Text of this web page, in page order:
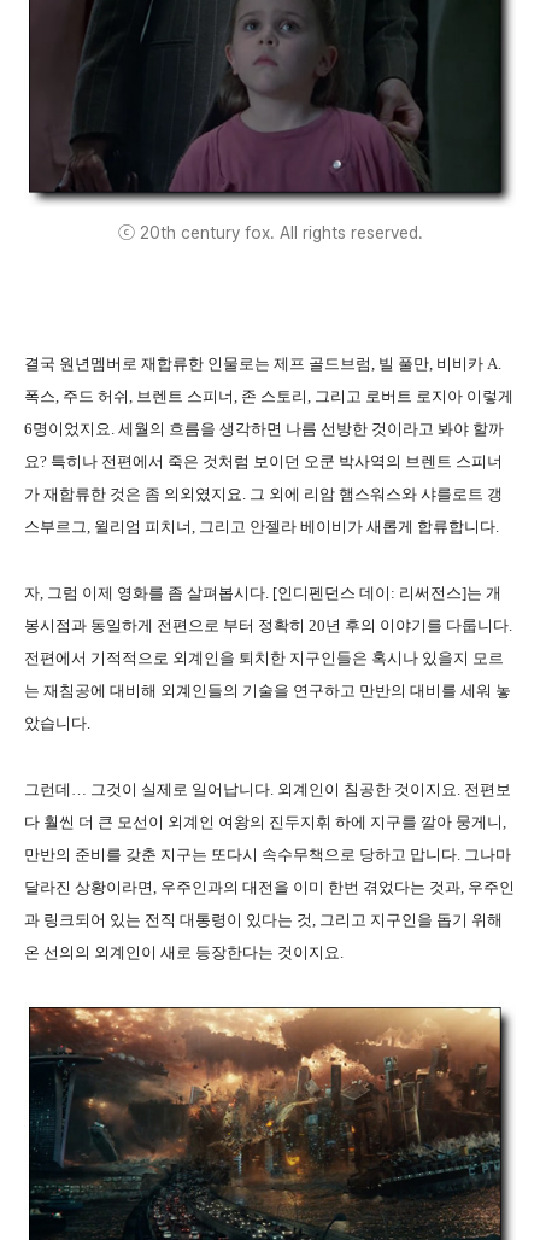
ⓒ 20th century fox. All rights reserved.
결국 원년멤버로 재합류한 인물로는 제프 골드브럼, 빌 풀만, 비비카 A.
폭스, 주드 허쉬, 브렌트 스피너, 존 스토리, 그리고 로버트 로지아 이렇게
6명이었지요. 세월의 흐름을 생각하면 나름 선방한 것이라고 봐야 할까
요? 특히나 전편에서 죽은 것처럼 보이던 오쿤 박사역의 브렌트 스피너
가 재합류한 것은 좀 의외였지요. 그 외에 리암 햄스워스와 샤를로트 갱
스부르그, 윌리엄 피치너, 그리고 안젤라 베이비가 새롭게 합류합니다.
자, 그럼 이제 영화를 좀 살펴봅시다. [인디펜던스 데이: 리써전스]는 개
봉시점과 동일하게 전편으로 부터 정확히 20년 후의 이야기를 다룹니다.
전편에서 기적적으로 외계인을 퇴치한 지구인들은 혹시나 있을지 모르
는 재침공에 대비해 외계인들의 기술을 연구하고 만반의 대비를 세워 놓
았습니다.
그런데… 그것이 실제로 일어납니다. 외계인이 침공한 것이지요. 전편보
다 훨씬 더 큰 모선이 외계인 여왕의 진두지휘 하에 지구를 깔아 뭉게니,
만반의 준비를 갖춘 지구는 또다시 속수무책으로 당하고 맙니다. 그나마
달라진 상황이라면, 우주인과의 대전을 이미 한번 겪었다는 것과, 우주인
과 링크되어 있는 전직 대통령이 있다는 것, 그리고 지구인을 돕기 위해
온 선의의 외계인이 새로 등장한다는 것이지요.